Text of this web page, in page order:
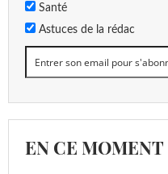
Flufenacet ESA
Ethidimuron
Ethofumésate
Ethephon
Ethyleneuree
Santé
Astuces de la rédac
EN CE MOMENT